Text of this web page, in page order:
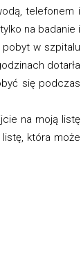
telefonem i
na badanie i
pobyt w szpitalu
dotarła
się podczas
na moją listę
która może